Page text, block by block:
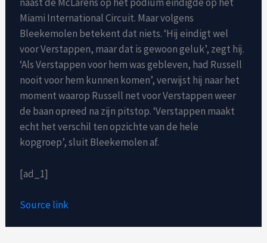
Miami International Circuit. Maar volgens
Bleekemolen betekent dat niets. ‘Hij eindigt wel
voor Verstappen, maar dat is gewoon geluk’, zegt hij.
‘Als Verstappen voor hem was gebleven, had Russell
nooit voor hem kunnen komen’, verwijst hij naar het
moment waarop Russell net voor Verstappen weer
de baan opreed na zijn pitstop. ‘Verstappen maakt
echt het verschil ten opzichte van de hele
kopgroep’, sluit Bleekemolen af.
[ad_1]
Source link